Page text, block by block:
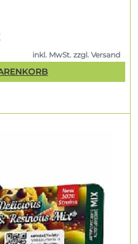
inkl. MwSt. zzgl. Versand